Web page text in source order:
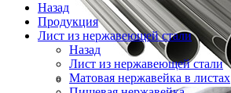
Назад
Продукция
Лист из нержавеющей стали
Назад
Лист из нержавеющей стали
Матовая нержавейка в листах